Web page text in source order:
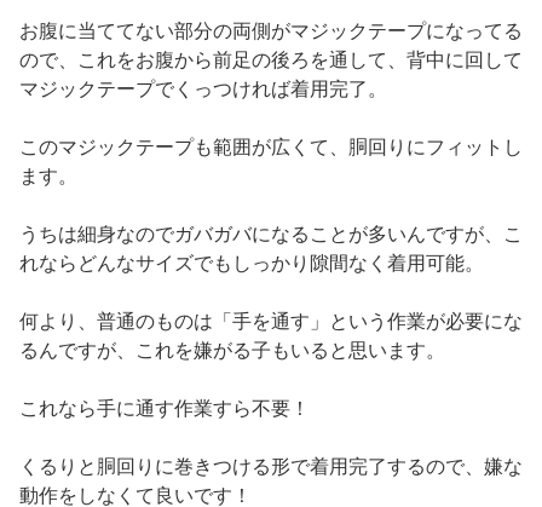
お腹に当ててない部分の両側がマジックテープになってる
ので、これをお腹から前足の後ろを通して、背中に回して
マジックテープでくっつければ着用完了。
このマジックテープも範囲が広くて、胴回りにフィットし
ます。
うちは細身なのでガバガバになることが多いんですが、こ
れならどんなサイズでもしっかり隙間なく着用可能。
何より、普通のものは「手を通す」という作業が必要にな
るんですが、これを嫌がる子もいると思います。
これなら手に通す作業すら不要！
くるりと胴回りに巻きつける形で着用完了するので、嫌な
動作をしなくて良いです！